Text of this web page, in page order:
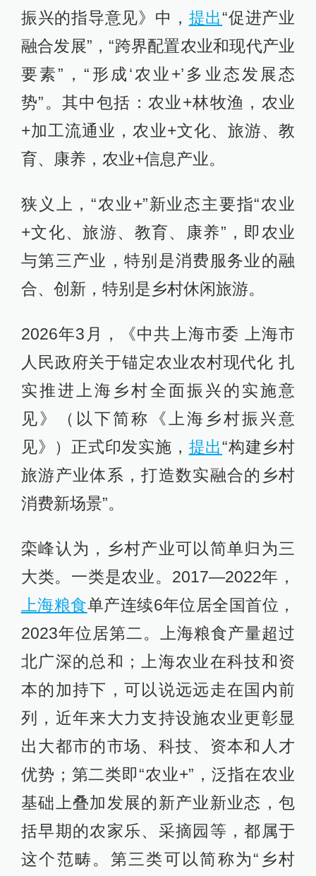
振兴的指导意见》中， 提出“促进产业
融合发展”，“跨界配置农业和现代产业
要素”，“形成‘农业+’多业态发展态
势”。其中包括：农业+林牧渔，农业
+加工流通业，农业+文化、旅游、教
育、康养，农业+信息产业。
狭义上，“农业+”新业态主要指“农业
+文化、旅游、教育、康养”，即农业
与第三产业，特别是消费服务业的融
合、创新，特别是乡村休闲旅游。
2026年3月，《中共上海市委 上海市
人民政府关于锚定农业农村现代化 扎
实推进上海乡村全面振兴的实施意
见》（以下简称《上海乡村振兴意
见》）正式印发实施， 提出“构建乡村
旅游产业体系，打造数实融合的乡村
消费新场景”。
栾峰认为，乡村产业可以简单归为三
大类。一类是农业。2017—2022年，
上海粮食单产连续6年位居全国首位，
2023年位居第二。上海粮食产量超过
北广深的总和；上海农业在科技和资
本的加持下，可以说远远走在国内前
列，近年来大力支持设施农业更彰显
出大都市的市场、科技、资本和人才
优势；第二类即“农业+”，泛指在农业
基础上叠加发展的新产业新业态，包
括早期的农家乐、采摘园等，都属于
这个范畴。第三类可以简称为“乡村